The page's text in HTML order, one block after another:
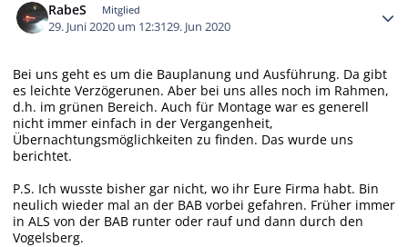
RabeS Mitglied
29. Juni 2020 um 12:3129. Jun 2020
Bei uns geht es um die Bauplanung und Ausführung. Da gibt
es leichte Verzögerunen. Aber bei uns alles noch im Rahmen,
d.h. im grünen Bereich. Auch für Montage war es generell
nicht immer einfach in der Vergangenheit,
Übernachtungsmöglichkeiten zu finden. Das wurde uns
berichtet.
P.S. Ich wusste bisher gar nicht, wo ihr Eure Firma habt. Bin
neulich wieder mal an der BAB vorbei gefahren. Früher immer
in ALS von der BAB runter oder rauf und dann durch den
Vogelsberg.